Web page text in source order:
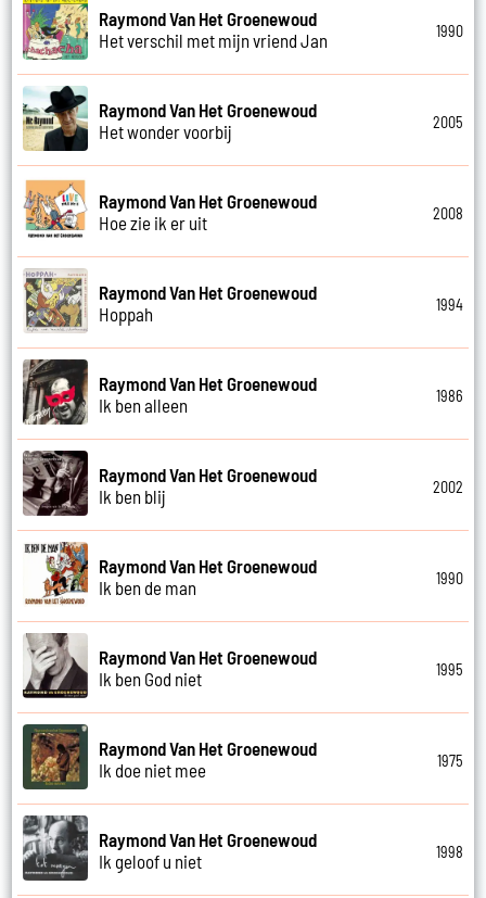
Raymond Van Het Groenewoud
Het verschil met mijn vriend Jan
1990
Raymond Van Het Groenewoud
Het wonder voorbij
2005
Raymond Van Het Groenewoud
Hoe zie ik er uit
2008
Raymond Van Het Groenewoud
Hoppah
1994
Raymond Van Het Groenewoud
Ik ben alleen
1986
Raymond Van Het Groenewoud
Ik ben blij
2002
Raymond Van Het Groenewoud
Ik ben de man
1990
Raymond Van Het Groenewoud
Ik ben God niet
1995
Raymond Van Het Groenewoud
Ik doe niet mee
1975
Raymond Van Het Groenewoud
Ik geloof u niet
1998